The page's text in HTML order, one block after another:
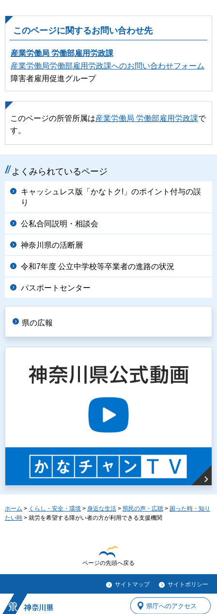
このページに関するお問い合わせ先
産業労働局 労働部雇用労政課
産業労働局労働部雇用労政課へのお問い合わせフォーム
障害者雇用促進グループ
このページの所管所属は産業労働局 労働部雇用労政課で
す。
よくみられているページ
キャッシュレス版「かなトク!」のポイント付与の誤
り
公私合同説明・相談会
神奈川県の活断層
令和7年度 公立中学校等卒業者の進路の状況
パスポートセンター
県の広報
ホーム > くらし・安全・環境 > 身近な生活 > 県民の声・広聴 > 困った時・知り
たい時 > 就労を希望する障がい者の方が利用できる支援機関
ページの先頭へ戻る
サイトマップ サイトポリシー
県庁へのアクセス